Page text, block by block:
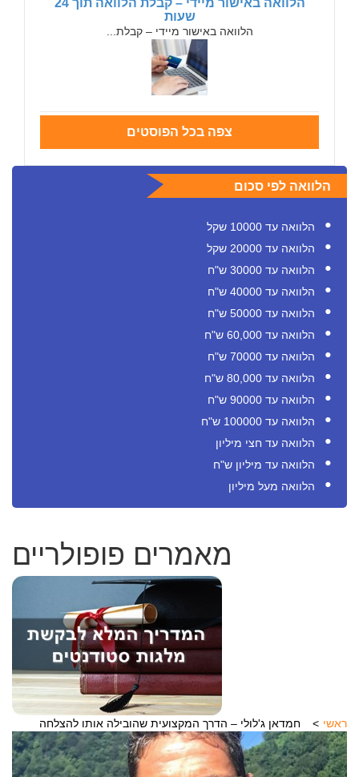
הלוואה באישור מיידי – קבלת הלוואה תוך 24
שעות
הלוואה באישור מיידי – קבלת...
צפה בכל הפוסטים
הלוואה לפי סכום
הלוואה עד 10000 שקל
הלוואה עד 20000 שקל
הלוואה עד 30000 ש"ח
הלוואה עד 40000 ש"ח
הלוואה עד 50000 ש"ח
הלוואה עד 60,000 ש"ח
הלוואה עד 70000 ש"ח
הלוואה עד 80,000 ש"ח
הלוואה עד 90000 ש"ח
הלוואה עד 100000 ש"ח
הלוואה עד חצי מיליון
הלוואה עד מיליון ש"ח
הלוואה מעל מיליון
מאמרים פופולריים
ראשי חמדאן ג'לולי – הדרך המקצועית שהובילה אותו להצלחה